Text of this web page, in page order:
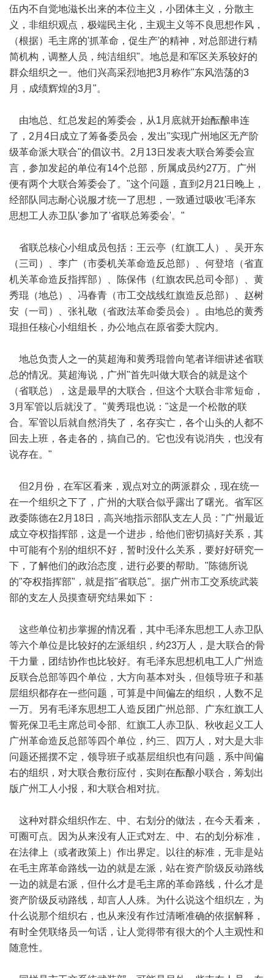
伍内不自觉地滋长出来的本位主义，小团体主义，分散主
义，非组织观点，极端民主化，主观主义等不良思想作风，
（根据）毛主席的'抓革命，促生产'的精神，对总部进行精
简机构，调整人员，纯洁组织"。地总是和军区关系较好的
群众组织之一。他们兴高采烈地把3月称作"东风浩荡的3
月，成绩辉煌的3月"。
由地总、红总发起的筹委会，从1月底就开始酝酿串连
了，2月4日成立了筹备委员会，发出"实现广州地区无产阶
级革命派大联合"的倡议书。2月13日发表大联合筹委会宣
言，参加发起的单位有14个总部，所属成员约27万。广州
便有两个大联合筹委会了。"这个问题，直到2月21日晚上，
经部队同志耐心说服才统一了思想，一致通过吸收'毛泽东
思想工人赤卫队'参加了'省联总筹委会'。"
省联总核心小组成员包括：王云亭（红旗工人）、吴开东
（三司）、李广（市委机关革命造反总部）、何登培（省直
机关革命造反指挥部）、陈保伟（红旗农民总司令部）、黄
秀琨（地总）、冯春青（市工交战线红旗造反总部）、赵树
安（一司）、张礼敬（省政法革命委员会）。由地总的黄秀
琨担任核心小组组长，办公地点在原省委大院内。
地总负责人之一的莫超海和黄秀琨曾向笔者详细讲述省联
总的情况。莫超海说，广州"首先叫做大联合的就是这个
（省联总），这是最早的大联合，但这个大联合非常短命，
3月军管以后就没了。"黄秀琨也说："这是一个松散的联
合。军管以后就自然消失了，名存实亡，各个山头的人都不
回去上班，各走各的，搞自己的。它也没有说消失，也没有
说存在。"
但2月份，在军区看来，观点对立的两派群众，现在统一
在一个组织之下了，广州的大联合似乎露出了曙光。省军区
政委陈德在2月18日，高兴地指示部队支左人员："广州最近
成立夺权指挥部，这是一个进步，给他们密切搞好关系，其
中可能有个别的组织不好，暂时没什么关系，要好好研究一
下，了解他们的政治态度，进行必要的帮助。"陈德所说
的"夺权指挥部"，就是指"省联总"。据广州市工交系统武装
部的支左人员摸查研究结果如下：
这些单位初步掌握的情况看，其中毛泽东思想工人赤卫队
等六个单位是比较好的左派组织，约23万人，是大联合的骨
干力量，团结协作也比较好。有毛泽东思想机电工人广州造
反联合总部等四个单位，大方向基本对头，但领导班子和基
层组织都存在一些问题，可算是中间偏左的组织，人数不足
一万。另有毛泽东思想工人造反团广州总部、广东红旗工人
誓死保卫毛主席总司令部、红旗工人赤卫队、秋收起义工人
广州革命造反总部等四个单位，约三、四万人，对大是大非
问题还摇摆不定，领导班子或基层组织也有问题，系中间偏
右的组织，对大联合敷衍应付，实则在酝酿小联合，筹划出
版广州工人小报，和大联合相对抗。
这种对群众组织作左、中、右划分的做法，在今天看来，
可圈可点。因为从来没有人正式对左、中、右的划分标准，
在法律上（或者政策上）作出界定。以往的标准，无非是站
在毛主席革命路线一边的就是左派，站在资产阶级反动路线
一边的就是右派，但什么才是毛主席的革命路线，什么才是
资产阶级反动路线，却言人人殊。为什么说这个组织左，为
什么说那个组织右，也从来没有作过清晰准确的依据解释，
有时全凭联络员一句话，让人觉得带有很大的个人主观性和
随意性。